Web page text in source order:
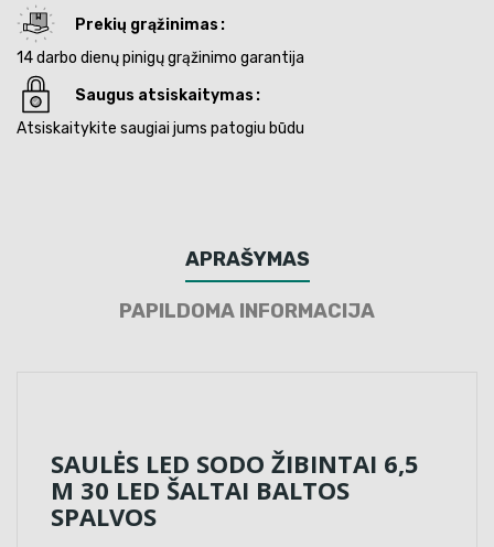
Prekių grąžinimas
14 darbo dienų pinigų grąžinimo garantija
Saugus atsiskaitymas
Atsiskaitykite saugiai jums patogiu būdu
APRAŠYMAS
PAPILDOMA INFORMACIJA
SAULĖS LED SODO ŽIBINTAI 6,5
M 30 LED ŠALTAI BALTOS
SPALVOS